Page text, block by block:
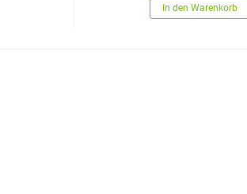
In den Warenkorb